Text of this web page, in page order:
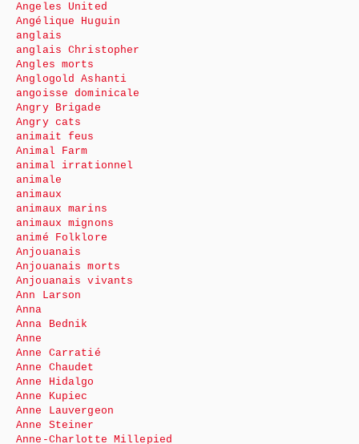
Angeles United
Angélique Huguin
anglais
anglais Christopher
Angles morts
Anglogold Ashanti
angoisse dominicale
Angry Brigade
Angry cats
animait feus
Animal Farm
animal irrationnel
animale
animaux
animaux marins
animaux mignons
animé Folklore
Anjouanais
Anjouanais morts
Anjouanais vivants
Ann Larson
Anna
Anna Bednik
Anne
Anne Carratié
Anne Chaudet
Anne Hidalgo
Anne Kupiec
Anne Lauvergeon
Anne Steiner
Anne-Charlotte Millepied